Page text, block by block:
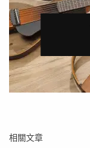
相關文章